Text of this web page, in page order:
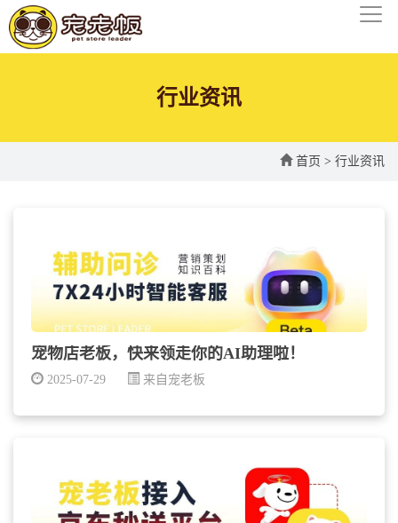
行业资讯
首页 > 行业资讯
宠物店老板，快来领走你的AI助理啦！
2025-07-29 来自宠老板